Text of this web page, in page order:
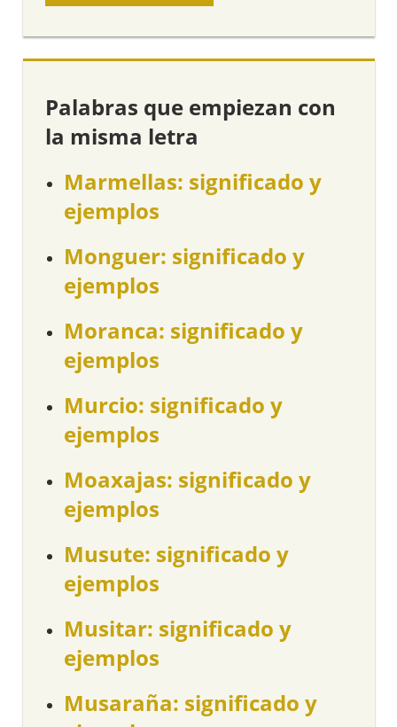
Palabras que empiezan con
la misma letra
Marmellas: significado y
ejemplos
Monguer: significado y
ejemplos
Moranca: significado y
ejemplos
Murcio: significado y
ejemplos
Moaxajas: significado y
ejemplos
Musute: significado y
ejemplos
Musitar: significado y
ejemplos
Musaraña: significado y